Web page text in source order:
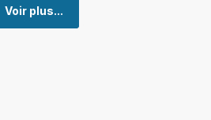
Voir plus...